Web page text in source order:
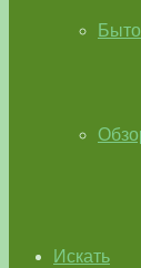
Искать